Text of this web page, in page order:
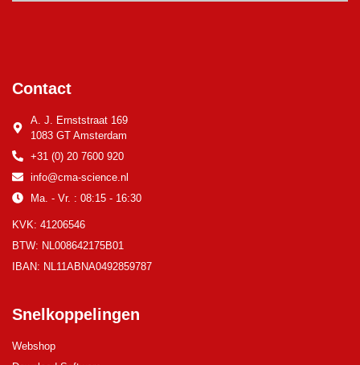
Contact
A. J. Ernststraat 169
1083 GT Amsterdam
+31 (0) 20 7600 920
info@cma-science.nl
Ma. - Vr. : 08:15 - 16:30
KVK: 41206546
BTW: NL008642175B01
IBAN: NL11ABNA0492859787
Snelkoppelingen
Webshop